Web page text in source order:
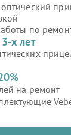
по
х лет
на ремонт